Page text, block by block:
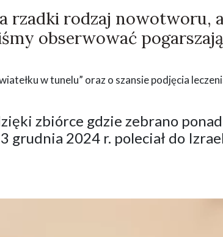
rzadki rodzaj nowotworu,
obserwować
w tunelu” oraz o szansie podjęcia
zbiórce gdzie zebrano
grudnia 2024 r. poleciał do